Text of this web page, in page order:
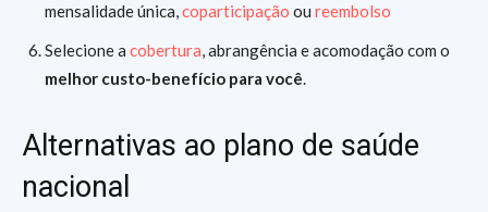
mensalidade única,coparticipação ou reembolso
Selecione a cobertura, abrangência e acomodação com o
melhor custo-benefício para você.
Alternativas ao plano de saúde
nacional